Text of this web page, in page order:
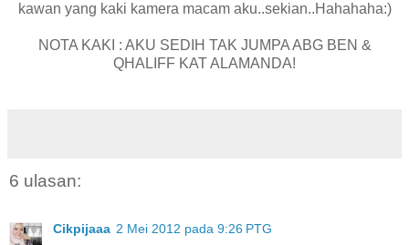
kawan yang kaki kamera macam aku..sekian..Hahahaha:)
NOTA KAKI : AKU SEDIH TAK JUMPA ABG BEN &
QHALIFF KAT ALAMANDA!
6 ulasan:
Cikpijaaa 2 Mei 2012 pada 9:26 PTG